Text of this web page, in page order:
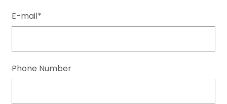
E-mail*
Phone Number